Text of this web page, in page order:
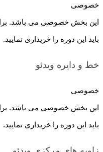
خصوصی
این بخش خصوصی می باشد.
باید این دوره را خریداری نمایید.
خط و دایره ویدئو
خصوصی
این بخش خصوصی می باشد.
باید این دوره را خریداری نمایید.